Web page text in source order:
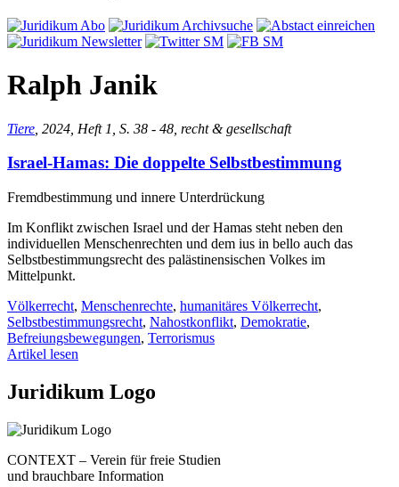
Ralph Janik
Tiere , 2024, Heft 1, S. 38 - 48, recht & gesellschaft
Israel-Hamas: Die doppelte Selbstbestimmung
Fremdbestimmung und innere Unterdrückung
Im Konflikt zwischen Israel und der Hamas steht neben den
individuellen Menschenrechten und dem ius in bello auch das
Selbstbestimmungsrecht des palästinensischen Volkes im
Mittelpunkt.
Völkerrecht, Menschenrechte, humanitäres Völkerrecht,
Selbstbestimmungsrecht, Nahostkonflikt, Demokratie,
Befreiungsbewegungen, Terrorismus
Artikel lesen
Juridikum Logo
CONTEXT – Verein für freie Studien
und brauchbare Information